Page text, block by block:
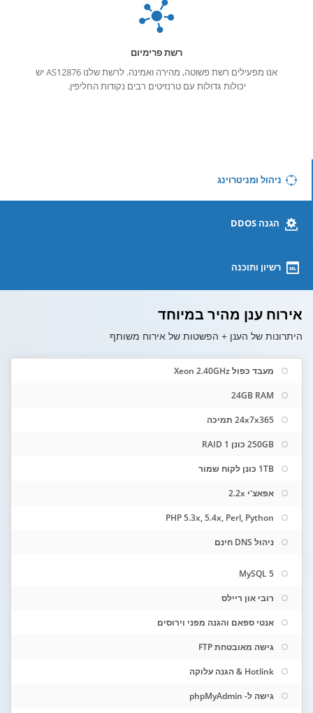
רשת פרימיום
אנו מפעילים רשת פשוטה, מהירה ואמינה. לרשת שלנו AS12876 יש
יכולות גדולות עם טרנזיטים רבים נקודות החליפין.
ניהול ומניטרוינג
הגנה DDOS
רשיון ותוכנה
אירוח ענן מהיר במיוחד
היתרונות של הענן + הפשטות של אירוח משותף
מעבד כפול Xeon 2.40GHz
24GB RAM
24x7x365 תמיכה
250GB כונן RAID 1
1TB כונן לקוח שמור
אפאצ'י 2.2x
PHP 5.3x, 5.4x, Perl, Python
ניהול DNS חינם
MySQL 5
רובי און ריילס
אנטי ספאם והגנה מפני וירוסים
גישה מאובטחת FTP
Hotlink & הגנה עלוקה
גישה ל- phpMyAdmin